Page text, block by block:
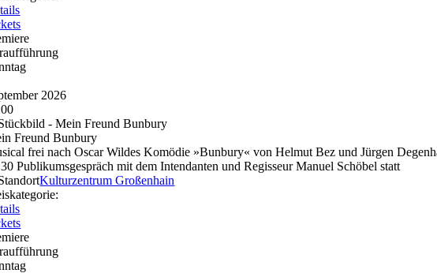
2026
Freund Bunbury
frei nach Oscar Wildes Komödie »Bunbury« von Helmut Bez und Jürgen
Publikumsgespräch mit dem Intendanten und Regisseur Manuel Schöbel statt
Kulturzentrum Großenhain